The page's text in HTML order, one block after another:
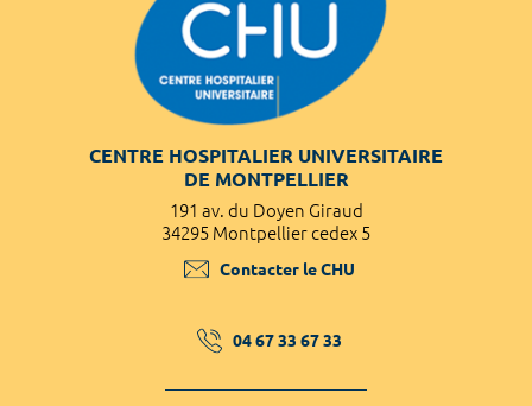
CENTRE HOSPITALIER UNIVERSITAIRE
DE MONTPELLIER
191 av. du Doyen Giraud
34295 Montpellier cedex 5
Contacter le CHU
04 67 33 67 33